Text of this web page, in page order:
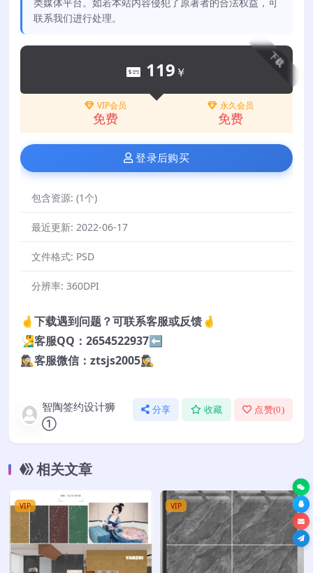
联系我们进行处理。
下载
119 ￥
VIP会员
免费
永久会员
免费
登录后购买
包含资源: (1个)
最近更新: 2022-06-17
文件格式: PSD
分辨率: 360DPI
🤞下载遇到问题？可联系客服或反馈🤞
🧏‍♂️客服QQ：2654522937⬅️
🕵️‍♀️客服微信：ztsjs2005🕵️‍♀️
智陶签约设计狮
①
分享 收藏 点赞(0)
相关文章
VIP VIP